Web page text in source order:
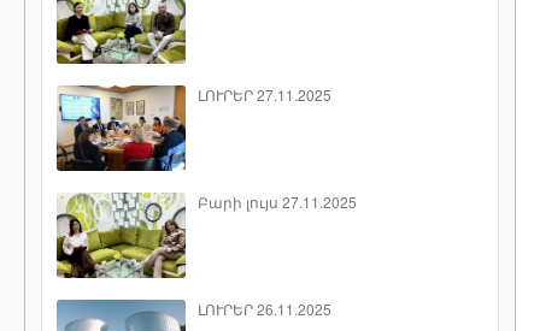
ԼՈՒՐԵՐ 27.11.2025
Բարի լույս 27.11.2025
ԼՈՒՐԵՐ 26.11.2025